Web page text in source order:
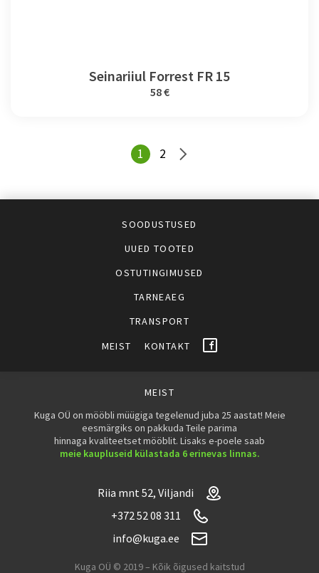
Seinariiul Forrest FR 15
58 €
1 2
SOODUSTUSED
UUED TOOTED
OSTUTINGIMUSED
TARNEAEG
TRANSPORT
MEIST
KONTAKT
MEIST
Kuga OÜ on mööbli müügiga tegelenud juba 25 aastat! Meie
eesmärgiks on pakkuda Teile parima
hinnaga kvaliteetset mööblit. Lisaks e-poele saab
meie kaupluseid külastada 6 erinevas linnas.
Riia mnt 52, Viljandi
+372 52 08 311
info@kuga.ee
Kuga OÜ © 2019 – Kõik õigused kaitstud